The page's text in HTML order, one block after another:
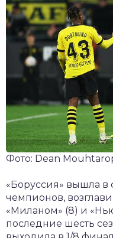
Фото: Dean
«Боруссия» вышла в
чемпионов,
«Миланом» (8) и
последние шесть